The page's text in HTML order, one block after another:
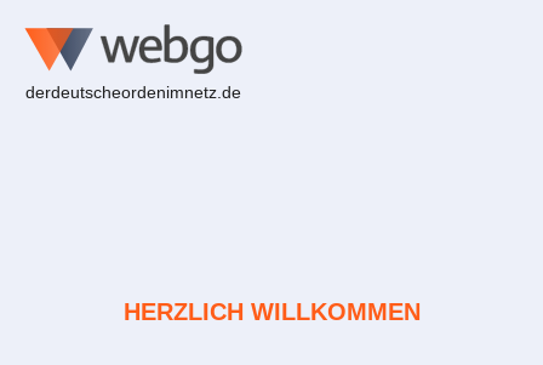
derdeutscheordenimnetz.de
HERZLICH WILLKOMMEN